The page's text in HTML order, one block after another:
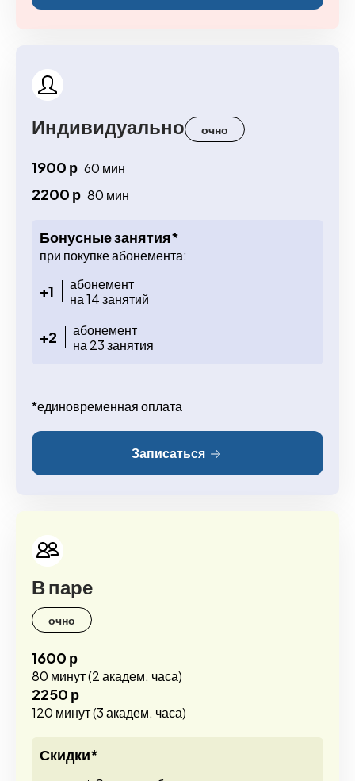
Индивидуально очно
1900 р 60 мин
2200 р 80 мин
Бонусные занятия*
при покупке абонемента:
+1
абонемент
на 14 занятий
+2
абонемент
на 23 занятия
*единовременная оплата
Записаться
В паре
очно
1600 р
80 минут (2 академ. часа)
2250 р
120 минут (3 академ. часа)
Скидки*